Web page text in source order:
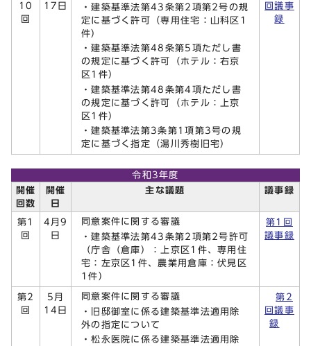
10
回
17日
・建築基準法第43条第2項第2号の規
定に基づく許可（専用住宅：山科区1
件）
・建築基準法第48条第5項ただし書
の規定に基づく許可（ホテル：右京
区1件）
・建築基準法第48条第4項ただし書
の規定に基づく許可（ホテル：上京
区1件）
・建築基準法第3条第1項第3号の規
定に基づく指定（湯川秀樹旧宅）
回議事
録
令和3年度
開催
回数
開催
日
主な議題 議事録
第1
回
4月9
日
同意案件に関する審議
・建築基準法第43条第2項第2号許可
（庁舎（倉庫）：上京区1件、専用住
宅：左京区1件、農業用倉庫：伏見区
1件）
第1回
議事録
第2
回
5月
14日
同意案件に関する審議
・旧邸御室に係る建築基準法適用除
外の指定について
・松永医院に係る建築基準法適用除
第2
回議事
録